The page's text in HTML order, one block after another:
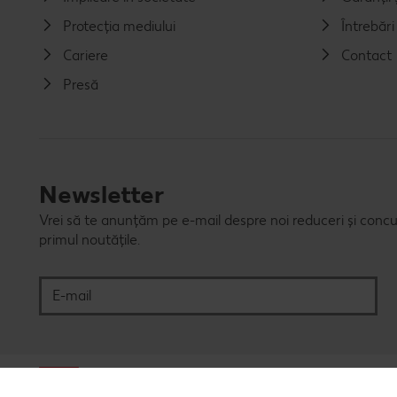
Protecția mediului
Cariere
Presă
Contact
Newsletter
Vrei să te anunțăm pe e-mail despre noi reduceri și
primul noutățile.
E-mail